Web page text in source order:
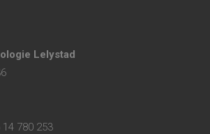
Lelystad
780 253